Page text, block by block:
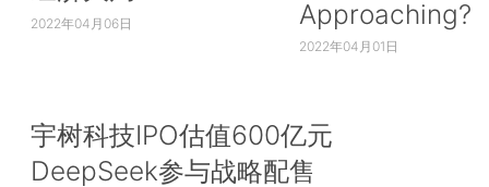
2022年04月06日
Approaching?
2022年04月01日
宇树科技IPO估值600亿元
DeepSeek参与战略配售